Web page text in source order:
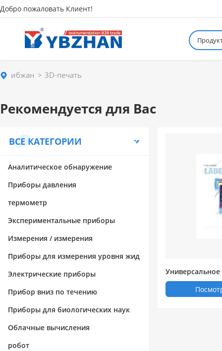
Добро пожаловать Клиент!
ибжан 3D-печать
Рекомендуется для Вас
ВСЕ КАТЕГОРИИ
Аналитическое обнаружение
Приборы давления
термометр
Экспериментальные приборы
Измерения / измерения
Приборы для измерения уровня жид
кости / вещества
Электрические приборы
Прибор вниз по течению
Приборы для биологических наук
Облачные вычисления
робот
печение для
Labelmatrix